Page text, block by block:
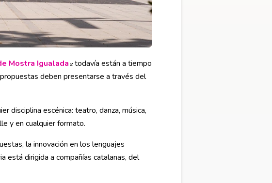
Mostra Igualada Abre en nueva ventana
todavía están a tiempo
deben presentarse a través del
disciplina escénica: teatro, danza, música,
y en cualquier formato.
la innovación en los lenguajes
está dirigida a compañías catalanas, del